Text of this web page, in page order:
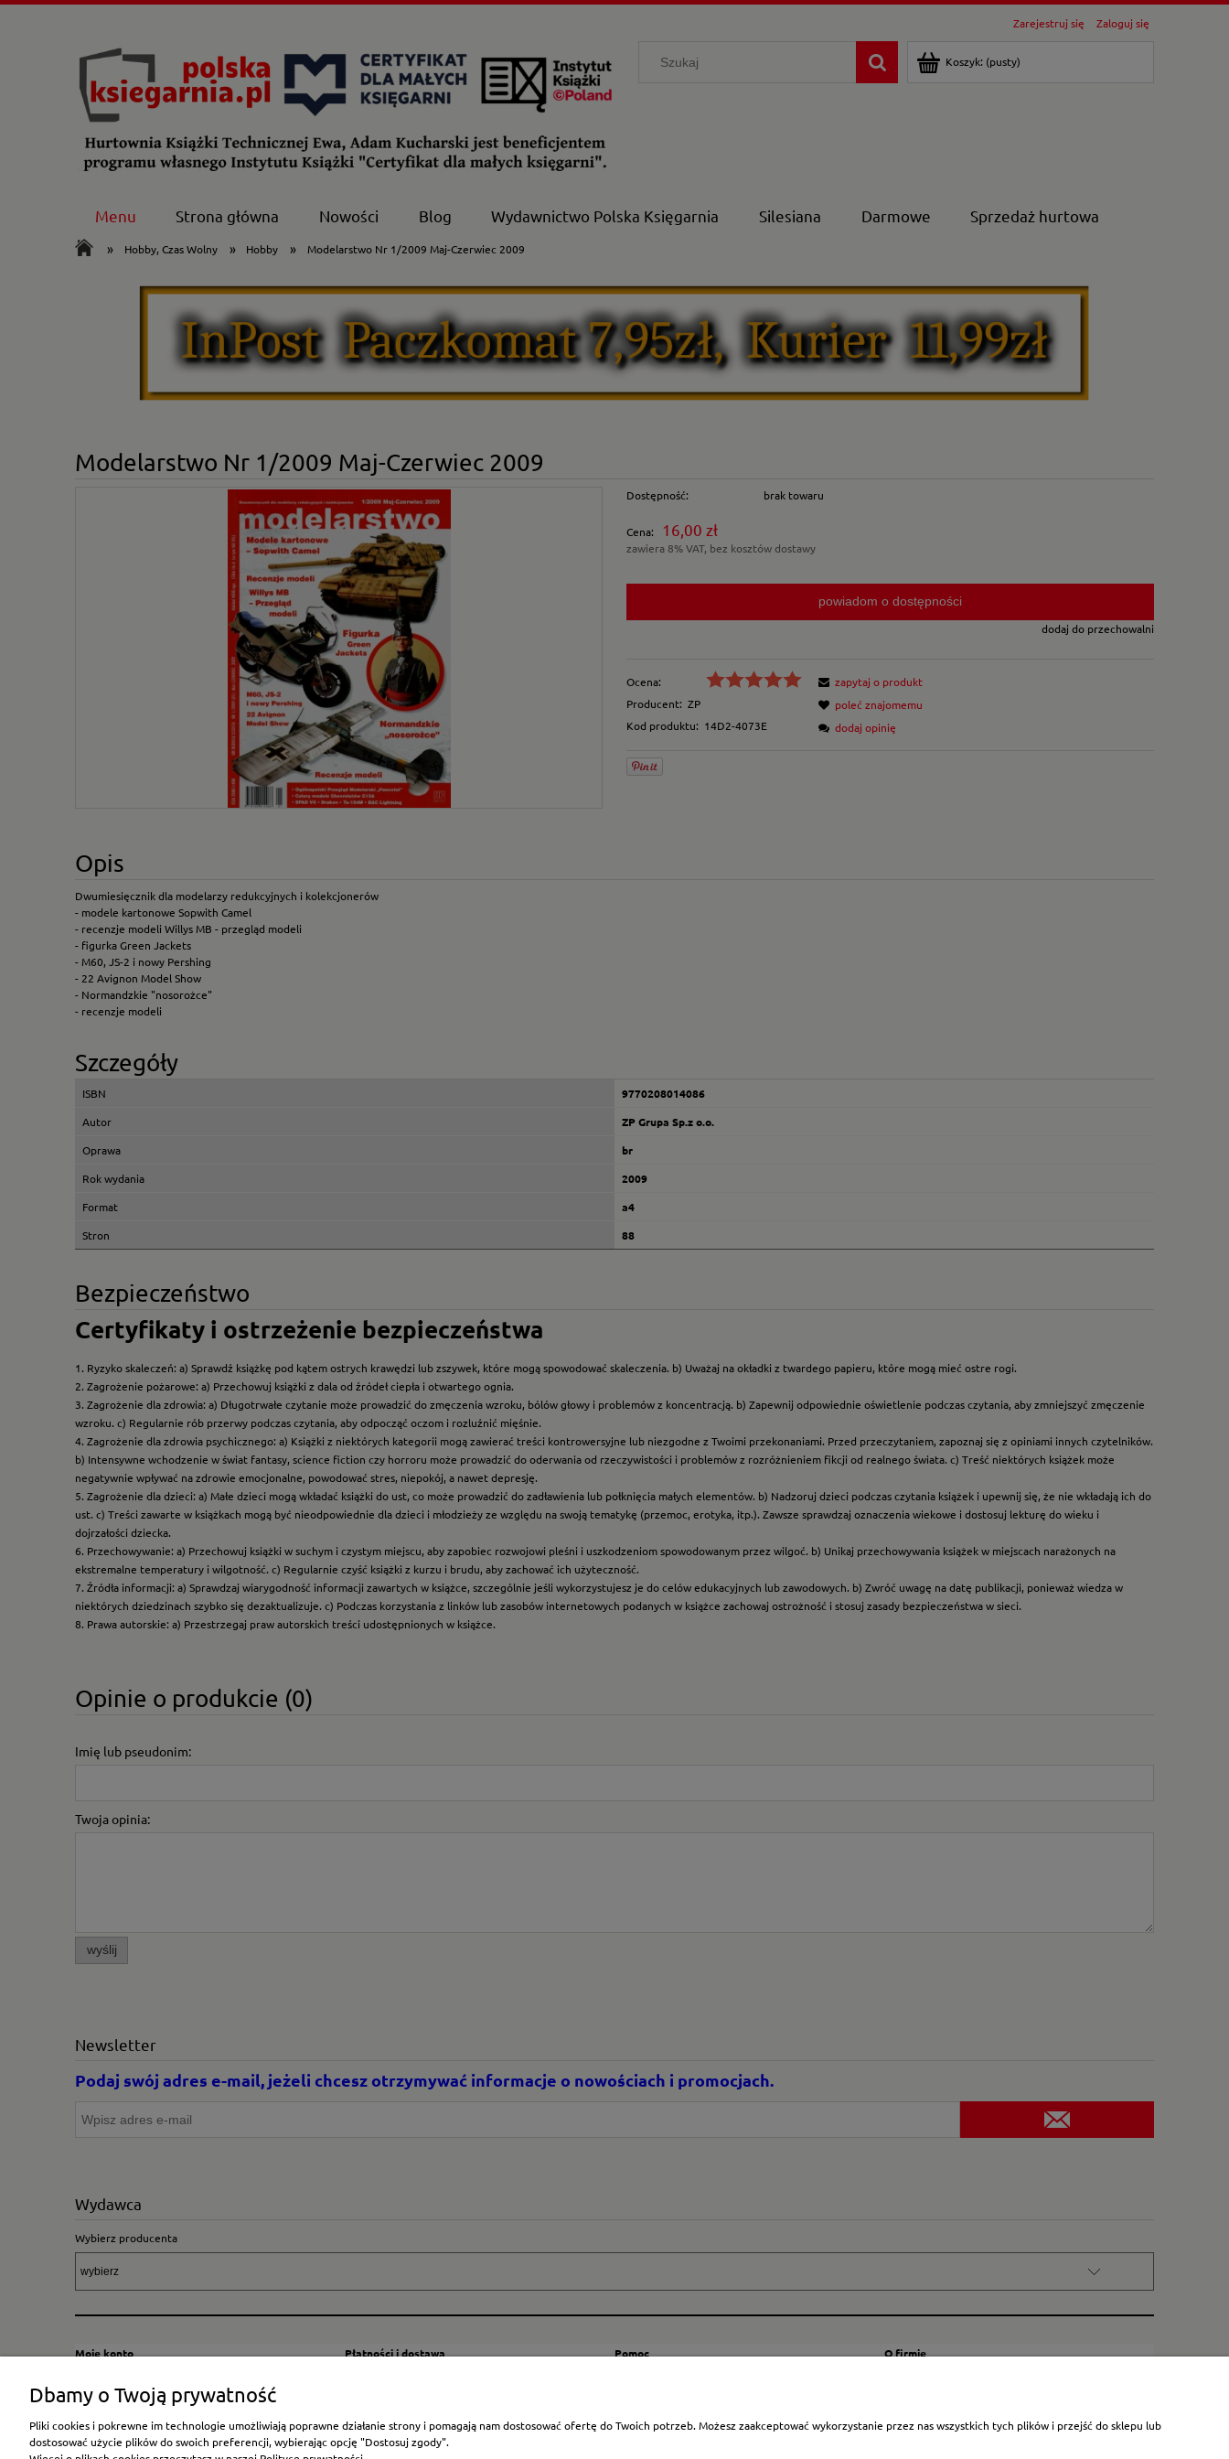
Zarejestruj się Zaloguj się
Koszyk: (pusty)
Menu Strona główna Nowości Blog Wydawnictwo Polska Księgarnia Silesiana Darmowe Sprzedaż hurtowa
» Hobby, Czas Wolny » Hobby » Modelarstwo Nr 1/2009 Maj-Czerwiec 2009
Modelarstwo Nr 1/2009 Maj-Czerwiec 2009
Dostępność: brak towaru
Cena: 16,00 zł
zawiera 8% VAT, bez kosztów dostawy
powiadom o dostępności
dodaj do przechowalni
Ocena:
Producent: ZP
Kod produktu: 14D2-4073E
zapytaj o produkt
poleć znajomemu
dodaj opinię
Opis
Dwumiesięcznik dla modelarzy redukcyjnych i kolekcjonerów
- modele kartonowe Sopwith Camel
- recenzje modeli Willys MB - przegląd modeli
- figurka Green Jackets
- M60, JS-2 i nowy Pershing
- 22 Avignon Model Show
- Normandzkie "nosorożce"
- recenzje modeli
Szczegóły
ISBN
9770208014086
Autor
ZP Grupa Sp.z o.o.
Oprawa
br
Rok wydania
2009
Format
a4
Stron
88
Bezpieczeństwo
Certyfikaty i ostrzeżenie bezpieczeństwa
1. Ryzyko skaleczeń: a) Sprawdź książkę pod kątem ostrych krawędzi lub zszywek, które mogą spowodować skaleczenia. b) Uważaj na okładki z twardego papieru, które mogą mieć ostre rogi.
2. Zagrożenie pożarowe: a) Przechowuj książki z dala od źródeł ciepła i otwartego ognia.
3. Zagrożenie dla zdrowia: a) Długotrwałe czytanie może prowadzić do zmęczenia wzroku, bólów głowy i problemów z koncentracją. b) Zapewnij odpowiednie oświetlenie podczas czytania, aby zmniejszyć zmęczenie
wzroku. c) Regularnie rób przerwy podczas czytania, aby odpocząć oczom i rozluźnić mięśnie.
4. Zagrożenie dla zdrowia psychicznego: a) Książki z niektórych kategorii mogą zawierać treści kontrowersyjne lub niezgodne z Twoimi przekonaniami. Przed przeczytaniem, zapoznaj się z opiniami innych czytelników.
b) Intensywne wchodzenie w świat fantasy, science fiction czy horroru może prowadzić do oderwania od rzeczywistości i problemów z rozróżnieniem fikcji od realnego świata. c) Treść niektórych książek może
negatywnie wpływać na zdrowie emocjonalne, powodować stres, niepokój, a nawet depresję.
5. Zagrożenie dla dzieci: a) Małe dzieci mogą wkładać książki do ust, co może prowadzić do zadławienia lub połknięcia małych elementów. b) Nadzoruj dzieci podczas czytania książek i upewnij się, że nie wkładają ich do
ust. c) Treści zawarte w książkach mogą być nieodpowiednie dla dzieci i młodzieży ze względu na swoją tematykę (przemoc, erotyka, itp.). Zawsze sprawdzaj oznaczenia wiekowe i dostosuj lekturę do wieku i
dojrzałości dziecka.
6. Przechowywanie: a) Przechowuj książki w suchym i czystym miejscu, aby zapobiec rozwojowi pleśni i uszkodzeniom spowodowanym przez wilgoć. b) Unikaj przechowywania książek w miejscach narażonych na
ekstremalne temperatury i wilgotność. c) Regularnie czyść książki z kurzu i brudu, aby zachować ich użyteczność.
7. Źródła informacji: a) Sprawdzaj wiarygodność informacji zawartych w książce, szczególnie jeśli wykorzystujesz je do celów edukacyjnych lub zawodowych. b) Zwróć uwagę na datę publikacji, ponieważ wiedza w
niektórych dziedzinach szybko się dezaktualizuje. c) Podczas korzystania z linków lub zasobów internetowych podanych w książce zachowaj ostrożność i stosuj zasady bezpieczeństwa w sieci.
8. Prawa autorskie: a) Przestrzegaj praw autorskich treści udostępnionych w książce.
Opinie o produkcie (0)
Imię lub pseudonim:
Twoja opinia:
wyślij
Newsletter
Podaj swój adres e-mail, jeżeli chcesz otrzymywać informacje o nowościach i promocjach.
Wydawca
Wybierz producenta
Moje konto
Twoje zamówienia
Ustawienia konta
Przechowalnia
Płatności i dostawa
Płatność
Pomoc
Polityka cookies
O firmie
Blog
Dbamy o Twoją prywatność
Pliki cookies i pokrewne im technologie umożliwiają poprawne działanie strony i pomagają nam dostosować ofertę do Twoich potrzeb. Możesz zaakceptować wykorzystanie przez nas wszystkich tych plików i przejść do sklepu lub
dostosować użycie plików do swoich preferencji, wybierając opcję "Dostosuj zgody".